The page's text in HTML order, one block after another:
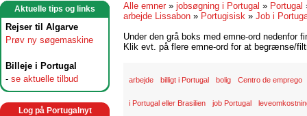
Aktuelle tips og links
Rejser til Algarve
Prøv ny søgemaskine
Billeje i Portugal
- se aktuelle tilbud
Log på Portugalnyt
Alle emner » jobsøgning i Portugal » Portugal
arbejde Lissabon » Portugisisk » Job i
Under den grå boks med emne-ord nedenfor
Klik evt. på flere emne-ord for at begrænse/
arbejde billigt i Portugal bolig Centro de emprego
i Portugal eller Brasilien job Portugal